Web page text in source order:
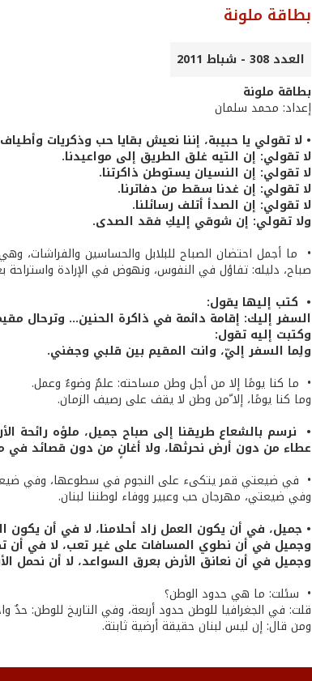
بطاقة ملونة
العدد 308 - شباط 2011
بطاقة ملونة
إعداد: محمد سلمان
• لا تقولي يا حبيبة، إننا نعيش بقايا حب وذكريات
لا تقولي: إن التيه غلق الطريق إلى مواعيدنا.
لا تقولي: إن النسيان يستوطن ذاكرتنا.
لا تقولي: إن غدنا سقط من دفاترنا.
لا تقولي: إن الصدأ أتلف رسائلنا.
ولا تقولي: إن شوقي إليكِ فقد الصدى.
• ما أجمل احتضان الصباح للبلابل والحساسين والفراشات،
صباح، دليله: تفاؤل في النفوس، ونهوض في الإرادة واستراحة
• كتب إليها يقول:
السفر إليك: إقامة دائمة في ذاكرة الحنين... وترحال
وكتبت إليه تقول:
ولِما السفر إليّ، وانت المقيم بين قلبي وجفني.
• ما كنا يومًا إلا من أجل وطن مساحته: علمٌ وضوءٌ وعمل.
وما كنا يومًا، إلا ّمن وطن لا يقف على رصيف الزمان.
• نرسم بالشعاع طريقنا إلى صباح جميل، ملؤه رائحة
عطاء من دون أرض نحرثها، ولا أغانٍ من دون قصائد في
• في ضيعتي قمر يتكىء على النجوم في سطوعها، وفي
وفي ضيعتي، مهرجان حب وعبير ووفاء لوطننا لبنان.
• جميل، في أن يكون العمل زاد أحلامنا، لا في أن يكون
وجميل في أن نطوي المسافات على غير تعب، لا في أن
وجميل في أن نعانق الأرض بعرق السواعد، لا أن نحمل
• سئلت: ما هي حدود الوطن؟
قلت: في الجغرافيا للوطن حدود أربعة، وفي التاريخ للوطن: حدٌ
ومن قال: إن ليس لبنان حقيقة أرضية ثابتة.